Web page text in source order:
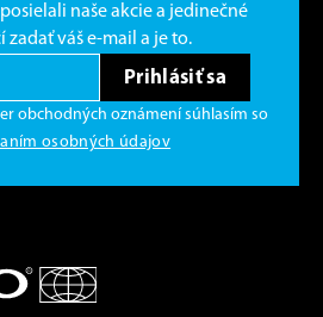
naše akcie a jedinečné
zadať váš e-mail a je to.
Prihlásiť sa
obchodných oznámení súhlasím so
osobných údajov